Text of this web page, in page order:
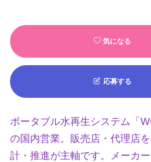
気になる
応募する
ポータブル水再生システム「
の国内営業。販売店・代理店
計・推進が主軸です。メーカ